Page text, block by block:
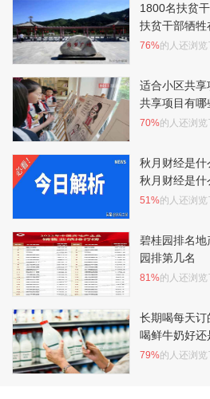
1800名扶贫
扶贫干部牺牲
76%的人还浏览
适合小区共
共享项目有哪
70%的人还浏览
秋月财经是什
秋月财经是
51%的人还浏览
碧桂园排名
园排第几名
81%的人还浏览
长期喝每天订
喝鲜牛奶好还
79%的人还浏览